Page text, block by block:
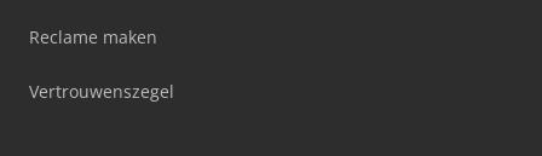
Reclame maken
Vertrouwenszegel